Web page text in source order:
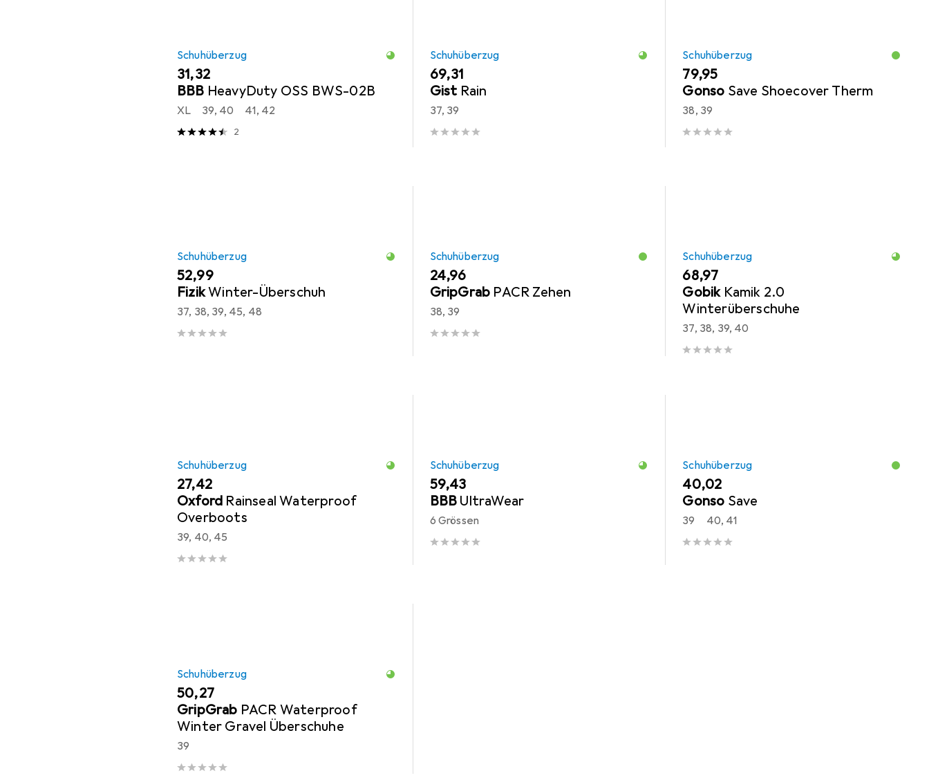
Schuhüberzug
EUR
31,32
BBB HeavyDuty OSS BWS-02B
XL 39, 40 41, 42
2
Schuhüberzug
EUR
69,31
Gist Rain
37, 39
Schuhüberzug
EUR
79,95
Gonso Save Shoecover Therm
38, 39
Schuhüberzug
EUR
52,99
FizikWinter-Überschuh
37, 38, 39, 45, 48
Schuhüberzug
EUR
24,96
GripGrab PACR Zehen
38, 39
Schuhüberzug
EUR
68,97
Gobik Kamik 2.0
Winterüberschuhe
37, 38, 39, 40
Schuhüberzug
EUR
27,42
Oxford Rainseal Waterproof
Overboots
39, 40, 45
Schuhüberzug
EUR
59,43
BBB UltraWear
6 Grössen
Schuhüberzug
EUR
40,02
Gonso Save
39 40, 41
Schuhüberzug
EUR
50,27
GripGrab PACR Waterproof
Winter Gravel Überschuhe
39